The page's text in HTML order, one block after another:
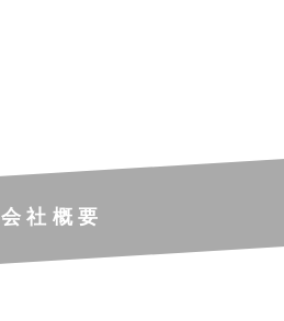
会社概要